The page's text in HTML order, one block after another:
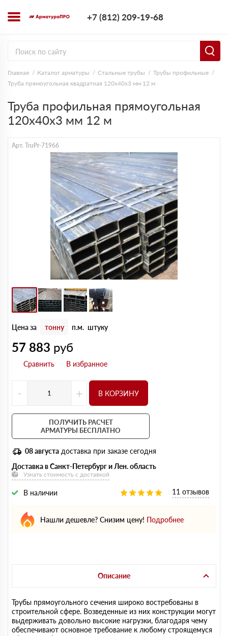
+7 (812) 209-19-68
Главная Каталог арматуры Стальные трубы
Трубы профильные
Труба прямоугольная квадратная 120х40х3 мм 12 м
Труба профильная прямоугольная
120х40х3 мм 12 м
Арт. TruPr-71966
Цена за тонну п.м. штуку
57 883 руб
- + В КОРЗИНУ
ПОЛУЧИТЬ РАСЧЕТ
АРМАТУРЫ БЕСПЛАТНО
08 августа доставка при заказе сегодня
Доставка в Санкт-Петербург и Лен. область
Узнать стоимость с доставкой
В наличии 11 отзывов
Нашли дешевле? Снизим цену! Подробнее
Описание
Трубы прямоугольного сечения широко востребованы в
строительной сфере. Возведенные из них конструкции могут
выдерживать довольно высокие нагрузки, благодаря чему
обеспечивают основное требование к любому строящемуся